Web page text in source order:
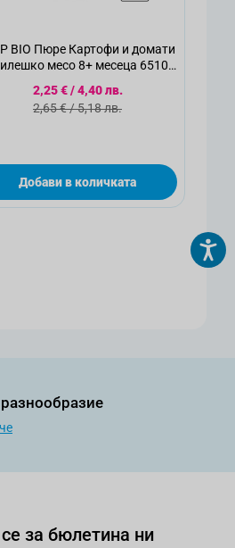
BIO Пюре Картофи и домати
месо 8+ месеца 6510,
Специална цена
2,25 €/4,40 лв.
Стандартна цена
2,65 €/5,18 лв.
Добави в количката
за бюлетина ни